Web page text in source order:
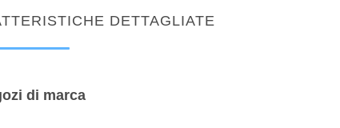
DETTAGLIATE
di marca